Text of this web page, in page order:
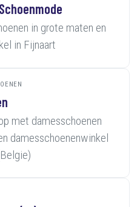
in grote maten en
in Fijnaart
met damesschoenen
damesschoenenwinkel